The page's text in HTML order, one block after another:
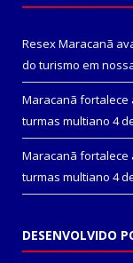
Resex Maracanã
do turismo em
Maracanã fortalece
turmas multiano 4
Maracanã fortalece
turmas multiano 4
DESENVOLVIDO